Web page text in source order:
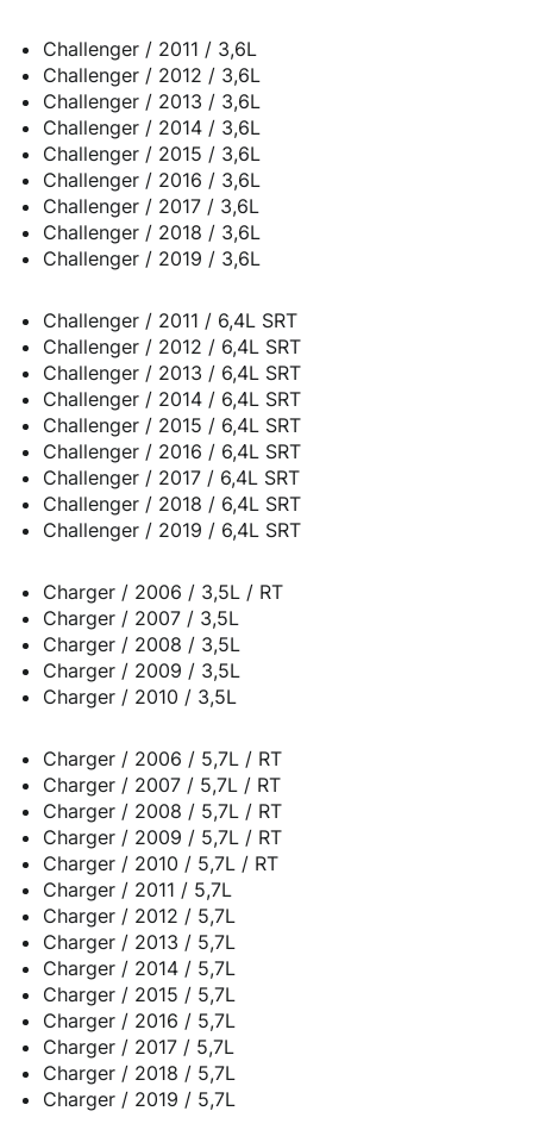
Challenger / 2011 / 3,6L
Challenger / 2012 / 3,6L
Challenger / 2013 / 3,6L
Challenger / 2014 / 3,6L
Challenger / 2015 / 3,6L
Challenger / 2016 / 3,6L
Challenger / 2017 / 3,6L
Challenger / 2018 / 3,6L
Challenger / 2019 / 3,6L
Challenger / 2011 / 6,4L SRT
Challenger / 2012 / 6,4L SRT
Challenger / 2013 / 6,4L SRT
Challenger / 2014 / 6,4L SRT
Challenger / 2015 / 6,4L SRT
Challenger / 2016 / 6,4L SRT
Challenger / 2017 / 6,4L SRT
Challenger / 2018 / 6,4L SRT
Challenger / 2019 / 6,4L SRT
Charger / 2006 / 3,5L / RT
Charger / 2007 / 3,5L
Charger / 2008 / 3,5L
Charger / 2009 / 3,5L
Charger / 2010 / 3,5L
Charger / 2006 / 5,7L / RT
Charger / 2007 / 5,7L / RT
Charger / 2008 / 5,7L / RT
Charger / 2009 / 5,7L / RT
Charger / 2010 / 5,7L / RT
Charger / 2011 / 5,7L
Charger / 2012 / 5,7L
Charger / 2013 / 5,7L
Charger / 2014 / 5,7L
Charger / 2015 / 5,7L
Charger / 2016 / 5,7L
Charger / 2017 / 5,7L
Charger / 2018 / 5,7L
Charger / 2019 / 5,7L